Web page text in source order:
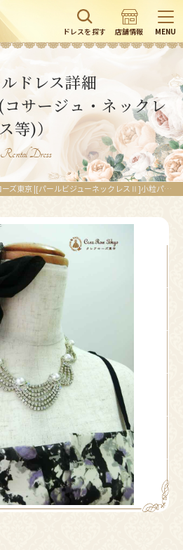
ドレスを探す 店舗情報 MENU
ドレス詳細
サージュ・ネックレ
等)）
Rental Dress
レンタルドレスのクレアローズ東京 |[パールビジューネックレスⅡ]小粒パールとビジューのネックレス｜結婚式のお呼ばれパーティーコーディネート